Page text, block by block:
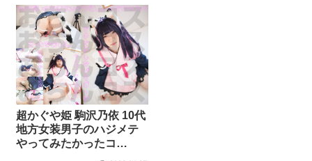
超かぐや姫 駒沢乃依 10代
地方女装男子のハジメテ
やってみたかったコ…